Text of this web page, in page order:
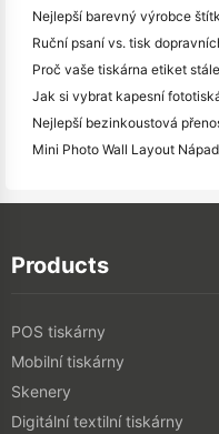
Proč vaše tiskárna etiket
Mini Photo Wall Layout
Products
POS tiskárny
Mobilní tiskárny
Skenery
Digitální textilní tiskárny